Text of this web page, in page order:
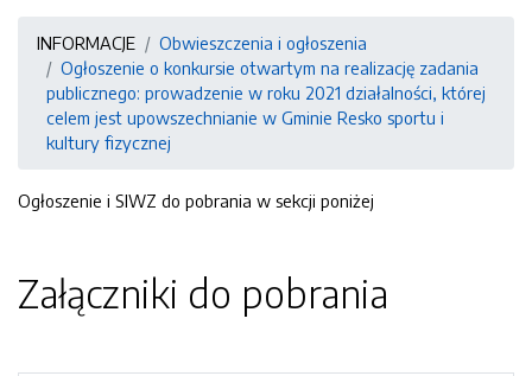
INFORMACJE
Obwieszczenia i ogłoszenia
Ogłoszenie o konkursie otwartym na realizację zadania
publicznego: prowadzenie w roku 2021 działalności, której
celem jest upowszechnianie w Gminie Resko sportu i
kultury fizycznej
Ogłoszenie i SIWZ do pobrania w sekcji poniżej
Załączniki do pobrania